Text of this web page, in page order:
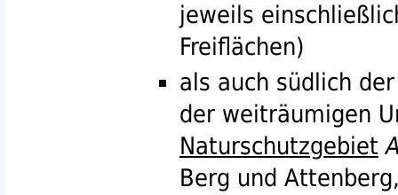
jeweils
Freiflächen)
als auch südlich
der weiträumigen
Naturschutzgebiet
Berg und